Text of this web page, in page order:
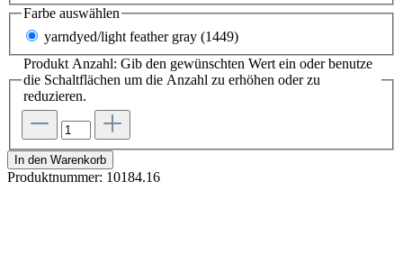
Farbe auswählen
yarndyed/light feather gray (1449)
Produkt Anzahl: Gib den gewünschten Wert ein oder benutze
die Schaltflächen um die Anzahl zu erhöhen oder zu
reduzieren.
In den Warenkorb
Produktnummer: 10184.16